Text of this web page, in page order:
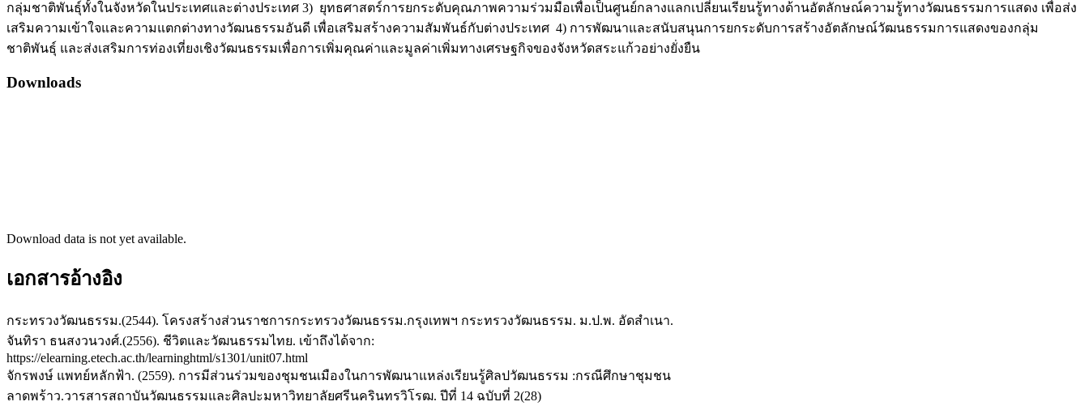
กลุ่มชาติพันธุ์ทั้งในจังหวัดในประเทศและต่างประเทศ 3) ยุทธศาสตร์การยกระดับคุณภาพความร่วมมือเพื่อเป็นศูนย์กลางแลกเปลี่ยนเรียนรู้ทางด้านอัตลักษณ์ความรู้ทางวัฒนธรรมการแสดง เพื่อส่ง
เสริมความเข้าใจและความแตกต่างทางวัฒนธรรมอันดี เพื่อเสริมสร้างความสัมพันธ์กับต่างประเทศ 4) การพัฒนาและสนับสนุนการยกระดับการสร้างอัตลักษณ์วัฒนธรรมการแสดงของกลุ่ม
ชาติพันธุ์ และส่งเสริมการท่องเที่ยงเชิงวัฒนธรรมเพื่อการเพิ่มคุณค่าและมูลค่าเพิ่มทางเศรษฐกิจของจังหวัดสระแก้วอย่างยั่งยืน
Downloads
Download data is not yet available.
เอกสารอ้างอิง
กระทรวงวัฒนธรรม.(2544). โครงสร้างส่วนราชการกระทรวงวัฒนธรรม.กรุงเทพฯ กระทรวงวัฒนธรรม. ม.ป.พ. อัดสำเนา.
จันทิรา ธนสงวนวงศ์.(2556). ชีวิตและวัฒนธรรมไทย. เข้าถึงได้จาก:
https://elearning.etech.ac.th/learninghtml/s1301/unit07.html
จักรพงษ์ แพทย์หลักฟ้า. (2559). การมีส่วนร่วมของชุมชนเมืองในการพัฒนาแหล่งเรียนรู้ศิลปวัฒนธรรม :กรณีศึกษาชุมชน
ลาดพร้าว.วารสารสถาบันวัฒนธรรมและศิลปะมหาวิทยาลัยศรีนครินทรวิโรฒ. ปีที่ 14 ฉบับที่ 2(28)